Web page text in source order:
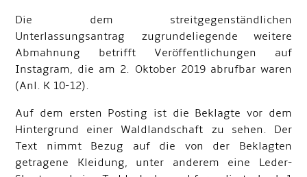
Die dem streitgegenständlichen
Unterlassungsantrag zugrundeliegende weitere
Abmahnung betrifft Veröffentlichungen auf
Instagram, die am 2. Oktober 2019 abrufbar waren
(Anl. K 10-12).
Auf dem ersten Posting ist die Beklagte vor dem
Hintergrund einer Waldlandschaft zu sehen. Der
Text nimmt Bezug auf die von der Beklagten
getragene Kleidung, unter anderem eine Leder-